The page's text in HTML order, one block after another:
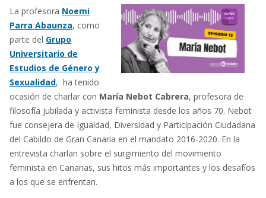
La profesora Noemi
Parra Abaunza, como
parte del Grupo
Universitario de
Estudios de Género y
Sexualidad, ha tenido
ocasión de charlar con María Nebot Cabrera, profesora de
filosofía jubilada y activista feminista desde los años 70. Nebot
fue consejera de Igualdad, Diversidad y Participación Ciudadana
del Cabildo de Gran Canaria en el mandato 2016-2020. En la
entrevista charlan sobre el surgimiento del movimiento
feminista en Canarias, sus hitos más importantes y los desafíos
a los que se enfrentan.